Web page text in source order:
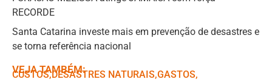
RECORDE
Santa Catarina investe mais em prevenção de desastres e
se torna referência nacional
VEJA TAMBÉM:
CUSTOS,ㅤDESASTRES NATURAIS,ㅤGASTOS,ㅤ